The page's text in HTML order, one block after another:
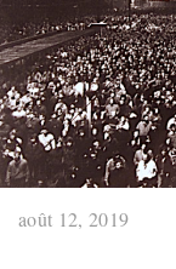
août 12, 2019